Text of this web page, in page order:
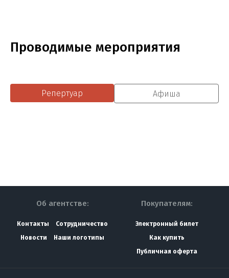
Проводимые мероприятия
Репертуар Афиша
Об агентстве:
Контакты
Сотрудничество
Новости
Наши логотипы
Покупателям:
Электронный билет
Как купить
Публичная оферта